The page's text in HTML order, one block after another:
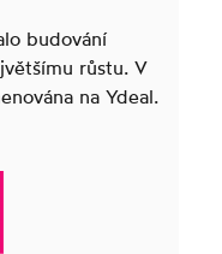
budování
růstu. V
na Ydeal.